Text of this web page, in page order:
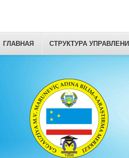
ГЛАВНАЯ СТРУКТУРА